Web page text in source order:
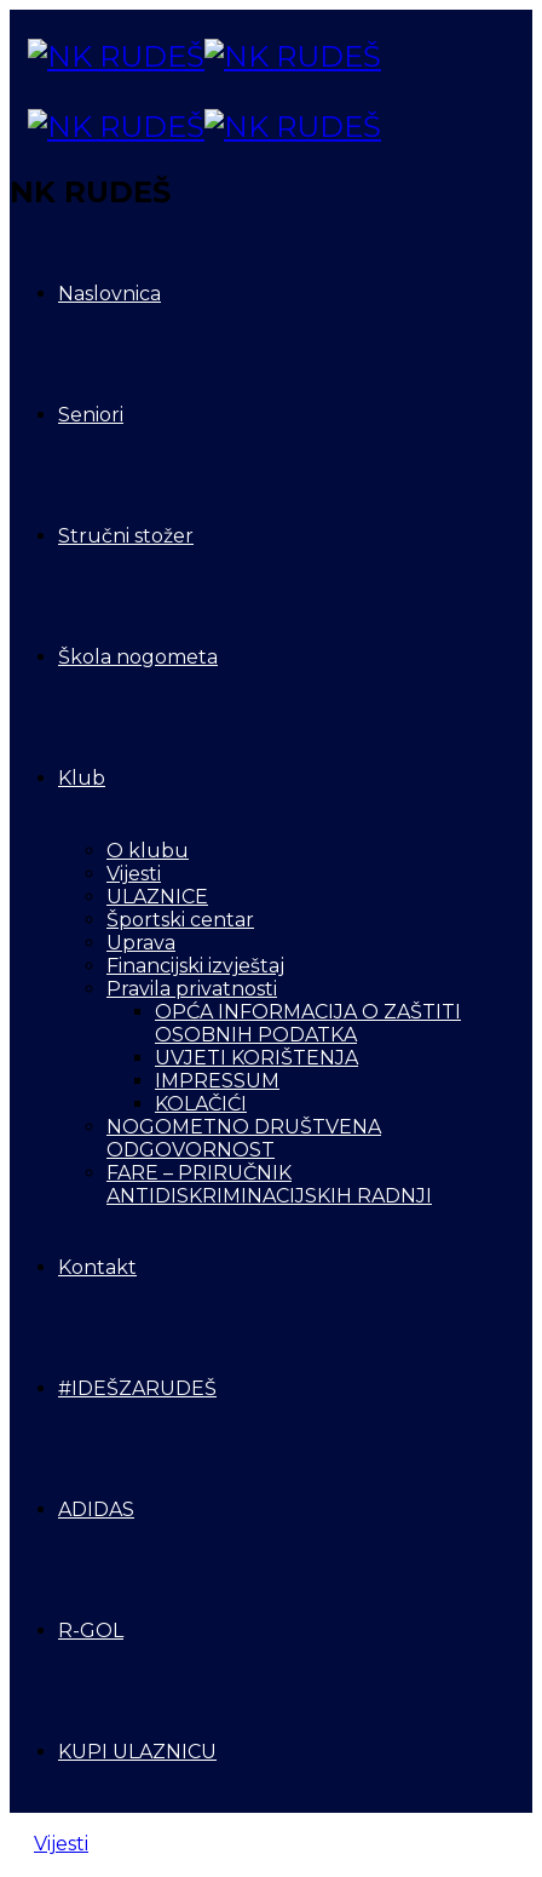
NK RUDEŠ
Naslovnica
Seniori
Stručni stožer
Škola nogometa
Klub
O klubu
Vijesti
ULAZNICE
Športski centar
Uprava
Financijski izvještaj
Pravila privatnosti
OPĆA INFORMACIJA O ZAŠTITI
OSOBNIH PODATKA
UVJETI KORIŠTENJA
IMPRESSUM
KOLAČIĆI
NOGOMETNO DRUŠTVENA
ODGOVORNOST
FARE – PRIRUČNIK
ANTIDISKRIMINACIJSKIH RADNJI
Kontakt
#IDEŠZARUDEŠ
ADIDAS
R-GOL
KUPI ULAZNICU
Vijesti